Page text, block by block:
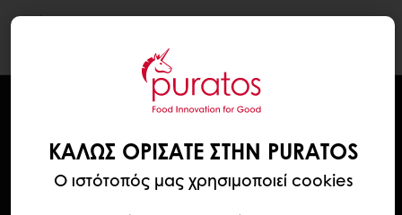
ΚΑΛΏΣ ΟΡΊΣΑΤΕ ΣΤΗΝ PURATOS
Ο ιστότοπός μας χρησιμοποιεί cookies